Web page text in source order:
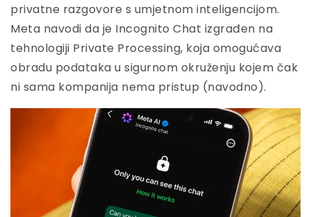
privatne razgovore s umjetnom inteligencijom.
Meta navodi da je Incognito Chat izgrađen na
tehnologiji Private Processing, koja omogućava
obradu podataka u sigurnom okruženju kojem čak
ni sama kompanija nema pristup (navodno).